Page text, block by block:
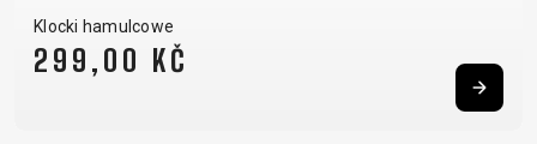
Klocki hamulcowe
299,00 KČ